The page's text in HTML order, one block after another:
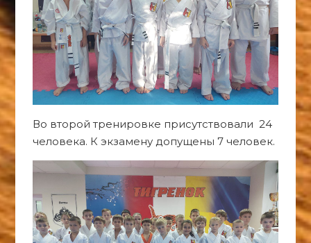
Во второй тренировке присутствовали 24
человека. К экзамену допущены 7 человек.